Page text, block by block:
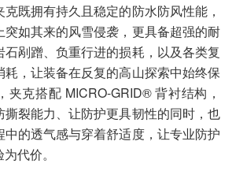
既拥有持久且稳定的防水防风性能，
如其来的风雪侵袭，更具备超强的耐
剐蹭、负重行进的损耗，以及各类复
，让装备在反复的高山探索中始终保
夹克搭配 MICRO-GRID® 背衬结构，
裂能力、让防护更具韧性的同时，也
的透气感与穿着舒适度，让专业防护
代价。